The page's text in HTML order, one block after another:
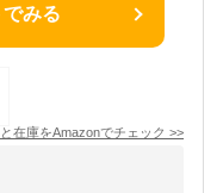
みる
在庫をAmazonでチェック >>